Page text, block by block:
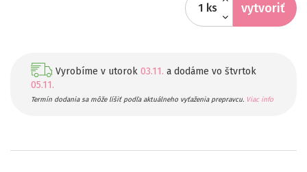
ks vytvoriť
Vyrobíme v utorok 03.11. a dodáme vo štvrtok
05.11.
Termín dodania sa môže líšiť podľa aktuálneho vyťaženia prepravcu. Viac info